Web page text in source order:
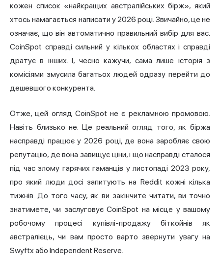
кожен список «найкращих австралійських бірж», який
хтось намагається написати у 2026 році. Звичайно, це не
означає, що він автоматично правильний вибір для вас.
CoinSpot справді сильний у кількох областях і справді
дратує в інших. І, чесно кажучи, сама лише історія з
комісіями змусила багатьох людей одразу перейти до
дешевшого конкурента.
Отже, цей огляд CoinSpot не є рекламною промовою.
Навіть близько не. Це реальний огляд того, як біржа
насправді працює у 2026 році, де вона заробляє свою
репутацію, де вона завищує ціни, і що насправді сталося
під час злому гарячих гаманців у листопаді 2023 року,
про який люди досі запитують на Reddit кожні кілька
тижнів. До того часу, як ви закінчите читати, ви точно
знатимете, чи заслуговує CoinSpot на місце у вашому
робочому процесі купівлі-продажу біткойнів як
австралієць, чи вам просто варто звернути увагу на
Swyftx або Independent Reserve.